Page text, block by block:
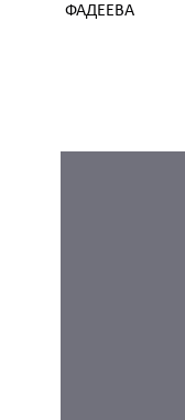
ФАДЕЕВА